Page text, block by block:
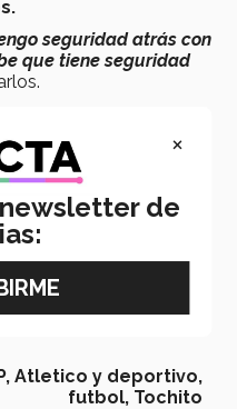
seguridad atrás con
que tiene seguridad
y Ciencias,
Atletico y deportivo,
futbol, Tochito
×
de